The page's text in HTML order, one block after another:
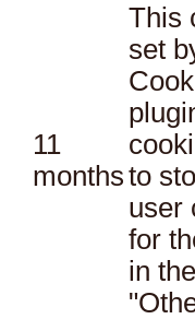
11
months
This
set
to
user
for
in